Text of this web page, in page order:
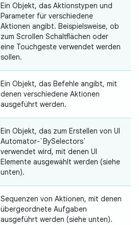
Ein Objekt, das Aktionstypen und
Parameter für verschiedene
Aktionen angibt. Beispielsweise, ob
zum Scrollen Schaltflächen oder
eine Touchgeste verwendet werden
sollen.
Ein Objekt, das Befehle angibt, mit
denen verschiedene Aktionen
ausgeführt werden.
Ein Objekt, das zum Erstellen von UI
Automator-`BySelectors`
verwendet wird, mit denen UI
Elemente ausgewählt werden (siehe
unten).
Sequenzen von Aktionen, mit denen
übergeordnete Aufgaben
ausgeführt werden (siehe unten).